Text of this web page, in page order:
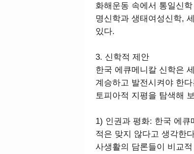
화해운동 속에서 통일신
명신학과 생태여성신학,
있다.
3. 신학적 제안
한국 에큐메니칼 신학은
계승하고 발전시켜야 한
토피아적 지평을 탐색해
1) 인권과 평화: 한국 에큐
적은 맞지 않다고 생각한
사생활의 담론들이 비교